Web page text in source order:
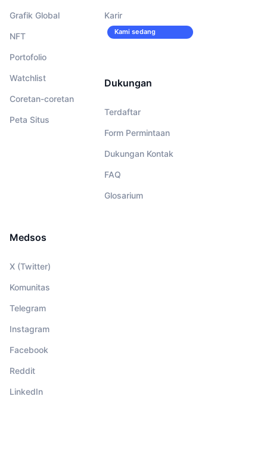
Grafik Global
NFT
Portofolio
Watchlist
Coretan-coretan
Peta Situs
Karir
Kami sedang
Dukungan
Terdaftar
Form Permintaan
Dukungan Kontak
FAQ
Glosarium
Medsos
X (Twitter)
Komunitas
Telegram
Instagram
Facebook
Reddit
LinkedIn